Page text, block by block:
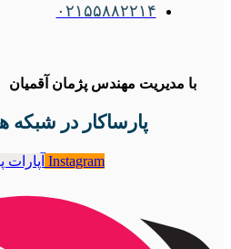
۰۲۱۵۵۸۸۲۲۱۴
با مدیریت مهندس پژمان آقمیان
پارساکار در شبکه
Instagram آپارات